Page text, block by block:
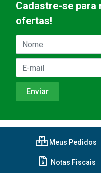
Cadastre-se para
ofertas!
Meus Pedidos
Notas Fiscais